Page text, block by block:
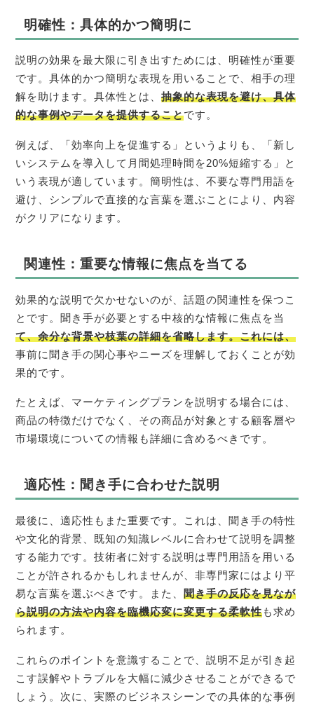
明確性：具体的かつ簡明に
説明の効果を最大限に引き出すためには、明確性が重要
です。具体的かつ簡明な表現を用いることで、相手の理
解を助けます。具体性とは、抽象的な表現を避け、具体
的な事例やデータを提供することです。
例えば、「効率向上を促進する」というよりも、「新し
いシステムを導入して月間処理時間を20%短縮する」と
いう表現が適しています。簡明性は、不要な専門用語を
避け、シンプルで直接的な言葉を選ぶことにより、内容
がクリアになります。
関連性：重要な情報に焦点を当てる
効果的な説明で欠かせないのが、話題の関連性を保つこ
とです。聞き手が必要とする中核的な情報に焦点を当
て、余分な背景や枝葉の詳細を省略します。これには、
事前に聞き手の関心事やニーズを理解しておくことが効
果的です。
たとえば、マーケティングプランを説明する場合には、
商品の特徴だけでなく、その商品が対象とする顧客層や
市場環境についての情報も詳細に含めるべきです。
適応性：聞き手に合わせた説明
最後に、適応性もまた重要です。これは、聞き手の特性
や文化的背景、既知の知識レベルに合わせて説明を調整
する能力です。技術者に対する説明は専門用語を用いる
ことが許されるかもしれませんが、非専門家にはより平
易な言葉を選ぶべきです。また、聞き手の反応を見なが
ら説明の方法や内容を臨機応変に変更する柔軟性も求め
られます。
これらのポイントを意識することで、説明不足が引き起
こす誤解やトラブルを大幅に減少させることができるで
しょう。次に、実際のビジネスシーンでの具体的な事例